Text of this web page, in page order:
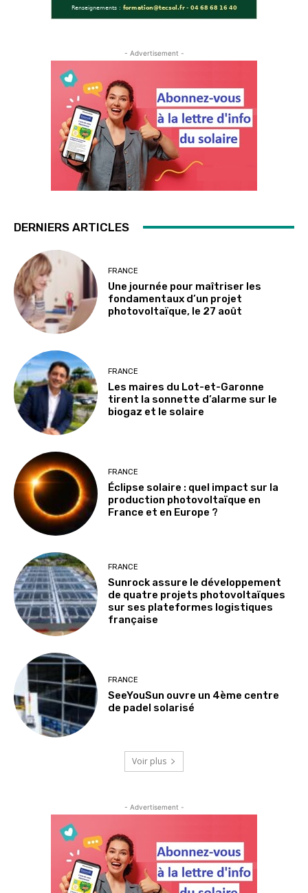
- Advertisement -
DERNIERS ARTICLES
FRANCE
Une journée pour maîtriser les
fondamentaux d’un projet
photovoltaïque, le 27 août
FRANCE
Les maires du Lot-et-Garonne
tirent la sonnette d’alarme sur le
biogaz et le solaire
FRANCE
Éclipse solaire : quel impact sur la
production photovoltaïque en
France et en Europe ?
FRANCE
Sunrock assure le développement
de quatre projets photovoltaïques
sur ses plateformes logistiques
française
FRANCE
SeeYouSun ouvre un 4ème centre
de padel solarisé
Voir plus
- Advertisement -